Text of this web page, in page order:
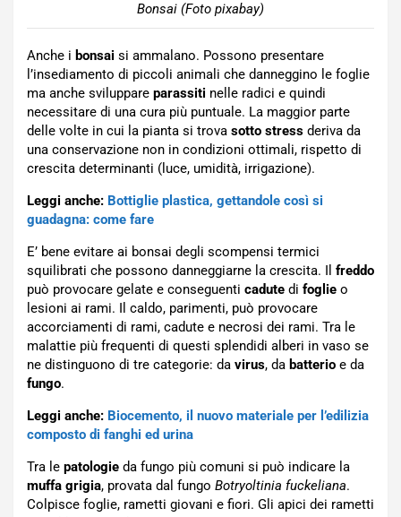
Bonsai (Foto pixabay)
Anche i bonsai si ammalano. Possono presentare
l’insediamento di piccoli animali che danneggino le foglie
ma anche sviluppare parassiti nelle radici e quindi
necessitare di una cura più puntuale. La maggior parte
delle volte in cui la pianta si trova sotto stress deriva da
una conservazione non in condizioni ottimali, rispetto di
crescita determinanti (luce, umidità, irrigazione).
Leggi anche: Bottiglie plastica, gettandole così si
guadagna: come fare
E’ bene evitare ai bonsai degli scompensi termici
squilibrati che possono danneggiarne la crescita. Il freddo
può provocare gelate e conseguenti cadute di foglie o
lesioni ai rami. Il caldo, parimenti, può provocare
accorciamenti di rami, cadute e necrosi dei rami. Tra le
malattie più frequenti di questi splendidi alberi in vaso se
ne distinguono di tre categorie: da virus, da batterio e da
fungo.
Leggi anche: Biocemento, il nuovo materiale per l’edilizia
composto di fanghi ed urina
Tra le patologie da fungo più comuni si può indicare la
muffa grigia, provata dal fungo Botryoltinia fuckeliana.
Colpisce foglie, rametti giovani e fiori. Gli apici dei rametti